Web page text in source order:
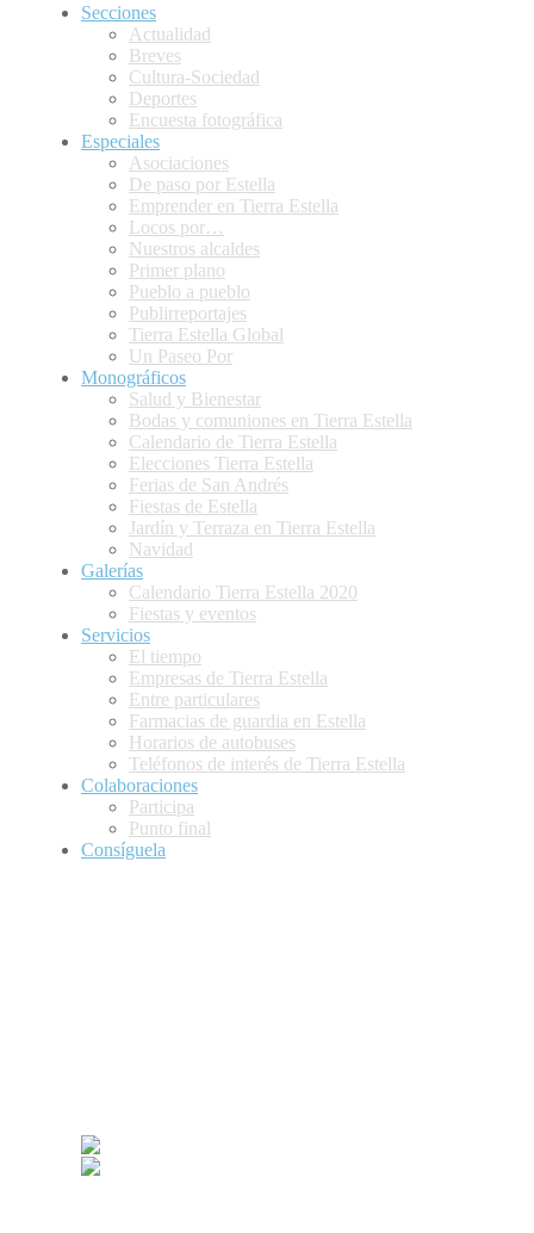
Secciones
Actualidad
Breves
Cultura-Sociedad
Deportes
Encuesta fotográfica
Especiales
Asociaciones
De paso por Estella
Emprender en Tierra Estella
Locos por…
Nuestros alcaldes
Primer plano
Pueblo a pueblo
Publirreportajes
Tierra Estella Global
Un Paseo Por
Monográficos
Salud y Bienestar
Bodas y comuniones en Tierra Estella
Calendario de Tierra Estella
Elecciones Tierra Estella
Ferias de San Andrés
Fiestas de Estella
Jardín y Terraza en Tierra Estella
Navidad
Galerías
Calendario Tierra Estella 2020
Fiestas y eventos
Servicios
El tiempo
Empresas de Tierra Estella
Entre particulares
Farmacias de guardia en Estella
Horarios de autobuses
Teléfonos de interés de Tierra Estella
Colaboraciones
Participa
Punto final
Consíguela